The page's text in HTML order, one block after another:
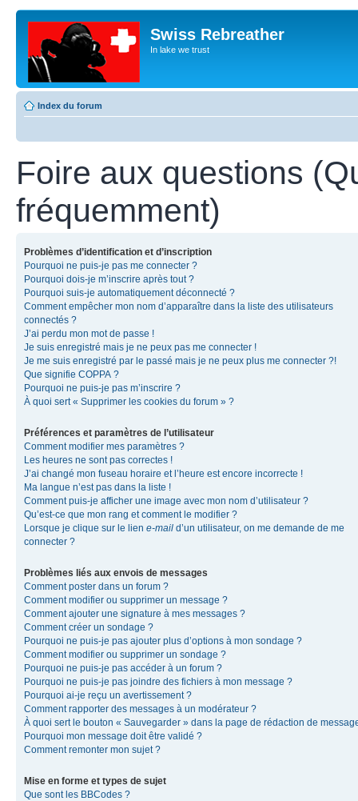
Swiss Rebreather
In lake we trust
Index du forum
Foire aux questions
fréquemment)
Problèmes d’identification et d’inscription
Pourquoi ne puis-je pas me connecter ?
Pourquoi dois-je m’inscrire après tout ?
Pourquoi suis-je automatiquement déconnecté ?
Comment empêcher mon nom d’apparaître dans la liste des utilisateurs
connectés ?
J’ai perdu mon mot de passe !
Je suis enregistré mais je ne peux pas me connecter !
Je me suis enregistré par le passé mais je ne peux plus me connecter ?!
Que signifie COPPA ?
Pourquoi ne puis-je pas m’inscrire ?
À quoi sert « Supprimer les cookies du forum » ?
Préférences et paramètres de l’utilisateur
Comment modifier mes paramètres ?
Les heures ne sont pas correctes !
J’ai changé mon fuseau horaire et l’heure est encore incorrecte !
Ma langue n’est pas dans la liste !
Comment puis-je afficher une image avec mon nom d’utilisateur ?
Qu’est-ce que mon rang et comment le modifier ?
Lorsque je clique sur le lien e-mail d’un utilisateur, on me demande de me
connecter ?
Problèmes liés aux envois de messages
Comment poster dans un forum ?
Comment modifier ou supprimer un message ?
Comment ajouter une signature à mes messages ?
Comment créer un sondage ?
Pourquoi ne puis-je pas ajouter plus d’options à mon sondage ?
Comment modifier ou supprimer un sondage ?
Pourquoi ne puis-je pas accéder à un forum ?
Pourquoi ne puis-je pas joindre des fichiers à mon message ?
Pourquoi ai-je reçu un avertissement ?
Comment rapporter des messages à un modérateur ?
À quoi sert le bouton « Sauvegarder » dans la page de rédaction de
Pourquoi mon message doit être validé ?
Comment remonter mon sujet ?
Mise en forme et types de sujet
Que sont les BBCodes ?